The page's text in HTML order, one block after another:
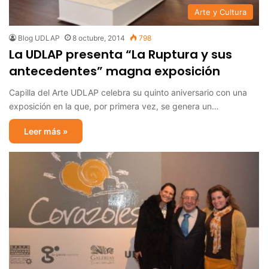
Arte y Cultura
Blog UDLAP 8 octubre, 2014 798
La UDLAP presenta “La Ruptura y sus
antecedentes” magna exposición
Capilla del Arte UDLAP celebra su quinto aniversario con una
exposición en la que, por primera vez, se genera un…
Leer más »